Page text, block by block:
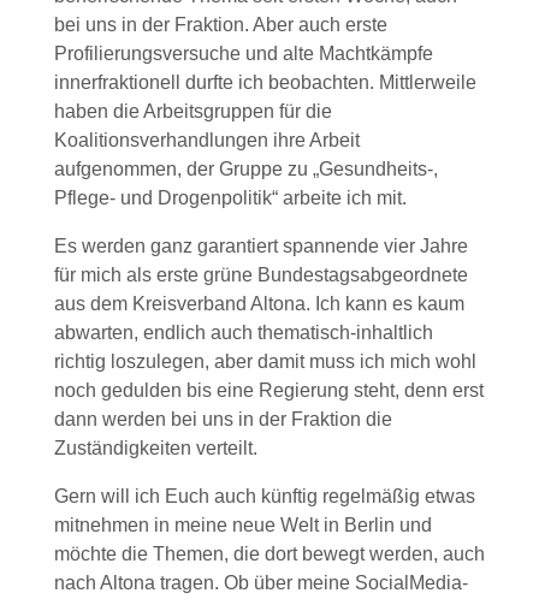
bei uns in der Fraktion. Aber auch erste
Profilierungsversuche und alte Machtkämpfe
innerfraktionell durfte ich beobachten. Mittlerweile
haben die Arbeitsgruppen für die
Koalitionsverhandlungen ihre Arbeit
aufgenommen, der Gruppe zu „Gesundheits-,
Pflege- und Drogenpolitik“ arbeite ich mit.
Es werden ganz garantiert spannende vier Jahre
für mich als erste grüne Bundestagsabgeordnete
aus dem Kreisverband Altona. Ich kann es kaum
abwarten, endlich auch thematisch-inhaltlich
richtig loszulegen, aber damit muss ich mich wohl
noch gedulden bis eine Regierung steht, denn erst
dann werden bei uns in der Fraktion die
Zuständigkeiten verteilt.
Gern will ich Euch auch künftig regelmäßig etwas
mitnehmen in meine neue Welt in Berlin und
möchte die Themen, die dort bewegt werden, auch
nach Altona tragen. Ob über meine SocialMedia-